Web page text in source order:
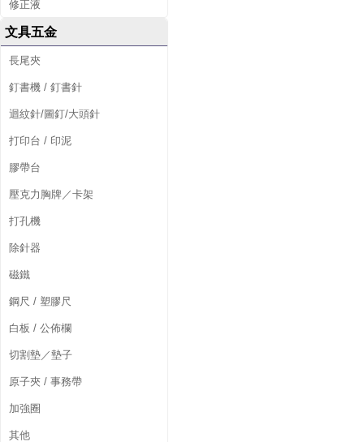
修正液
文具五金
長尾夾
釘書機 / 釘書針
迴紋針/圖釘/大頭針
打印台 / 印泥
膠帶台
壓克力胸牌／卡架
打孔機
除針器
磁鐵
鋼尺 / 塑膠尺
白板 / 公佈欄
切割墊／墊子
原子夾 / 事務帶
加強圈
其他